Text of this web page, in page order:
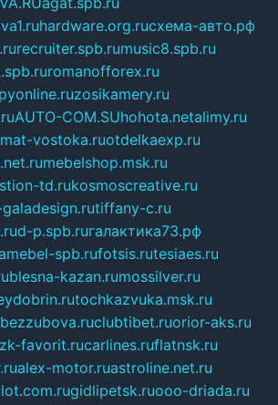
hardware.org.ruсхема-авто.рф
recruiter.spb.rumusic8.spb.ru
romanofforex.ru
zosikamery.ru
AUTO-COM.SUhohota.netalimy.ru
vostoka.ruotdelkaexp.ru
mebelshop.msk.ru
td.rukosmoscreative.ru
tiffany-c.ru
d-p.spb.ruгалактика73.рф
spb.rufotsis.rutesiaes.ru
blesna-kazan.rumossilver.ru
tochkazvuka.msk.ru
bezzubova.ruclubtibet.ruorior-aks.ru
favorit.rucarlines.ruflatnsk.ru
alex-motor.ruastroline.net.ru
gidlipetsk.ruooo-driada.ru